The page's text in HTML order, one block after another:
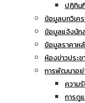
ปฏิทิน
ข้อมูลบทวิเคร
ข้อมูลแจ้งนัก
ข้อมูลราคาห
ห้องข่าวประ
การพัฒนาอ
ความ
การดู